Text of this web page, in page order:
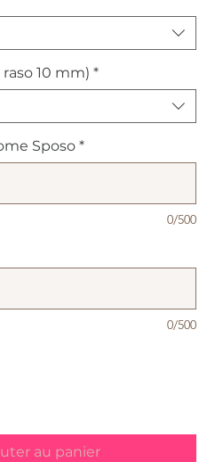
10 mm) *
Sposo *
0/500
0/500
au panier